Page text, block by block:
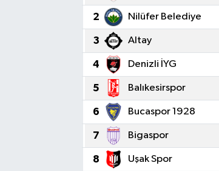
2 Nilüfer Belediye
3 Altay
4 Denizli İYG
5 Balıkesirspor
6 Bucaspor 1928
7 Bigaspor
8 Uşak Spor
KÜLTÜR SANAT
FRAGMANLAR